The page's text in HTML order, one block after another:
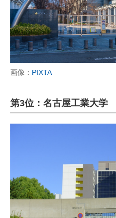
画像： PIXTA
第3位：名古屋工業大学